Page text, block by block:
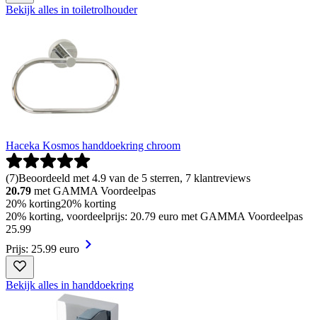
Bekijk alles in toiletrolhouder
Haceka Kosmos handdoekring chroom
(7)Beoordeeld met 4.9 van de 5 sterren, 7 klantreviews
20.79 met GAMMA Voordeelpas
20% korting20% korting
20% korting, voordeelprijs: 20.79 euro met GAMMA Voordeelpas
25.99
Prijs: 25.99 euro
Bekijk alles in handdoekring